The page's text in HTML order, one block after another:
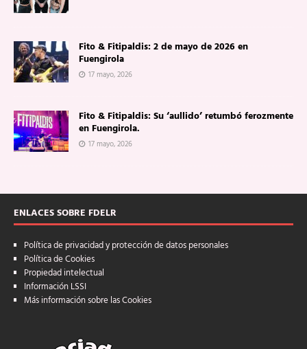
Fito & Fitipaldis: 2 de mayo de 2026 en
Fuengirola
17 mayo, 2026
Fito & Fitipaldis: Su ‘aullido’ retumbó ferozmente
en Fuengirola.
17 mayo, 2026
ENLACES SOBRE FDELR
Política de privacidad y protección de datos personales
Política de Cookies
Propiedad intelectual
Información LSSI
Más información sobre las Cookies